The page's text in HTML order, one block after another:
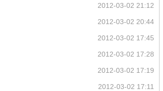
2012-03-02 21:12
2012-03-02 20:44
2012-03-02 17:45
2012-03-02 17:28
2012-03-02 17:19
2012-03-02 17:11